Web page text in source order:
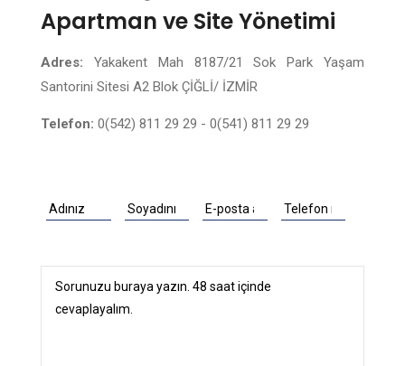
Apartman ve Site Yönetimi
Adres: Yakakent Mah 8187/21 Sok Park Yaşam
Santorini Sitesi A2 Blok ÇİĞLİ/ İZMİR
Telefon: 0(542) 811 29 29 - 0(541) 811 29 29